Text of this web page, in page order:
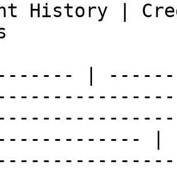
History |
|
|